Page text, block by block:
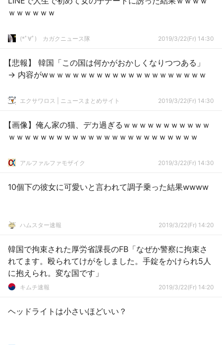
ｗｗｗｗｗｗ
(*ﾟ∀ﾟ)ゞカガクニュース隊 2019/3/22(Fr) 14:30
【悲報】 韓国「この国は何かがおかしくなりつつある」
→ 内容がwｗｗｗｗｗｗｗｗｗｗｗｗｗｗｗｗｗｗｗｗ
エクサワロス | ニュースまとめサイト 2019/3/22(Fr) 14:30
【画像】俺ん家の猫、デカ過ぎるｗｗｗｗｗｗｗｗｗｗｗ
ｗｗｗｗｗｗｗｗｗｗｗｗｗｗｗｗｗｗｗｗｗｗｗｗ
アルファルファモザイク 2019/3/22(Fr) 14:30
10個下の彼女に可愛いと言われて調子乗った結果wwww
ハムスター速報 2019/3/22(Fr) 14:20
韓国で拘束された厚労省課長のFB「なぜか警察に拘束さ
れてます。殴られてけがをしました。手錠をかけられ5人
に抱えられ。変な国です」
キムチ速報 2019/3/22(Fr) 14:20
ヘッドライトは小さいほどいい？